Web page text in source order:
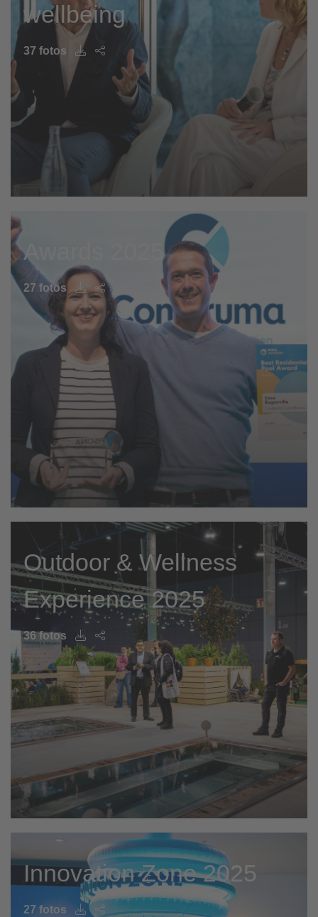
wellbeing
37 fotos
Awards 2025
27 fotos
Outdoor & Wellness
Experience 2025
36 fotos
Innovation Zone 2025
27 fotos